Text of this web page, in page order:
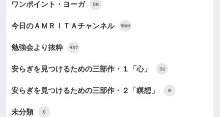
ワンポイント・ヨーガ 56
今日のＡＭＲＩＴＡチャンネル 1564
勉強会より抜粋 487
安らぎを見つけるための三部作・１「心」 32
安らぎを見つけるための三部作・２「瞑想」 6
未分類 5